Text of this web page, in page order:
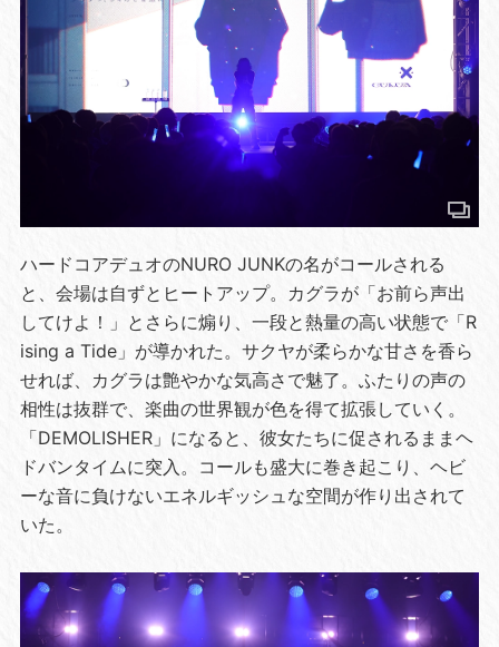
ハードコアデュオのNURO JUNKの名がコールされる
と、会場は自ずとヒートアップ。カグラが「お前ら声出
してけよ！」とさらに煽り、一段と熱量の高い状態で「R
ising a Tide」が導かれた。サクヤが柔らかな甘さを香ら
せれば、カグラは艶やかな気高さで魅了。ふたりの声の
相性は抜群で、楽曲の世界観が色を得て拡張していく。
「DEMOLISHER」になると、彼女たちに促されるままヘ
ドバンタイムに突入。コールも盛大に巻き起こり、ヘビ
ーな音に負けないエネルギッシュな空間が作り出されて
いた。